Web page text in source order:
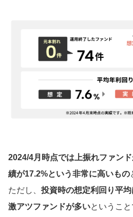
2024/4月時点では上振れファン
績が17.2%という非常に高いもの
ただし、 投資時の想定利回り平
激アツファンドが多いということ